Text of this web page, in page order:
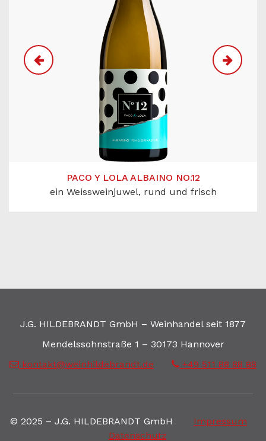
PACO Y LOLA ALBAINO NO.12
ein Weissweinjuwel, rund und frisch
J.G. HILDEBRANDT GmbH – Weinhandel seit 1877
Mendelssohnstraße 1 – 30173 Hannover
kontakt@weinhildebrandt.de
+49 511 88 88 88
© 2025 – J.G. HILDEBRANDT GmbH
Impressum
Datenschutz